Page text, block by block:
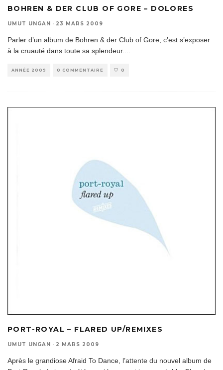
BOHREN & DER CLUB OF GORE – DOLORES
UMUT UNGAN · 23 MARS 2009
Parler d’un album de Bohren & der Club of Gore, c’est s’exposer
à la cruauté dans toute sa splendeur.
ANNÉE 2009 0 COMMENTAIRE 0
PORT-ROYAL – FLARED UP/REMIXES
UMUT UNGAN · 2 MARS 2009
Après le grandiose Afraid To Dance, l’attente du nouvel album de